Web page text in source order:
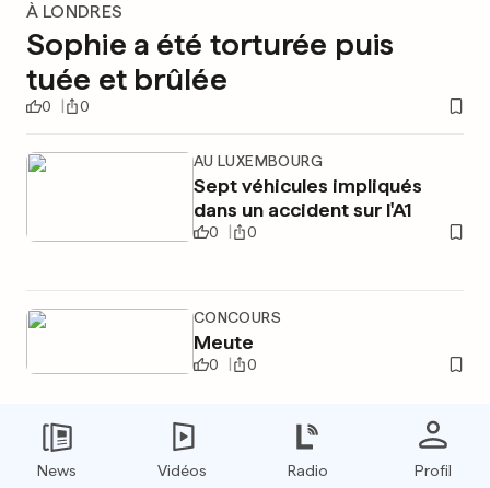
À LONDRES
Sophie a été torturée puis
tuée et brûlée
0 0
AU LUXEMBOURG
Sept véhicules impliqués
dans un accident sur l'A1
0 0
CONCOURS
Meute
0 0
News Vidéos Radio Profil